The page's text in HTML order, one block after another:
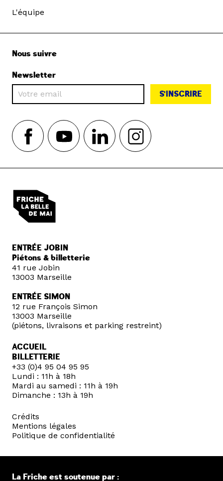
L'équipe
Nous suivre
Newsletter
S'INSCRIRE
ENTRÉE JOBIN
Piétons & billetterie
41 rue Jobin
13003 Marseille
ENTRÉE SIMON
12 rue François Simon
13003 Marseille
(piétons, livraisons et parking restreint)
ACCUEIL
BILLETTERIE
+33 (0)4 95 04 95 95
Lundi : 11h à 18h
Mardi au samedi : 11h à 19h
Dimanche : 13h à 19h
Crédits
Mentions légales
Politique de confidentialité
La Friche est soutenue par :